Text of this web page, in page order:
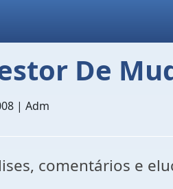
De
| Adm
comentários e